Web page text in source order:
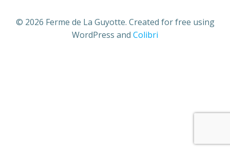
© 2026 Ferme de La Guyotte. Created for free using
WordPress and Colibri